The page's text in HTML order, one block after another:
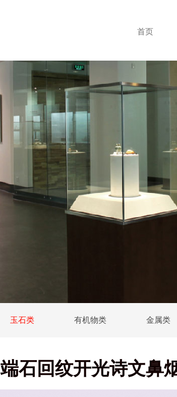
首页
玉石类 有机物类 金属类
端石回纹开光诗文鼻